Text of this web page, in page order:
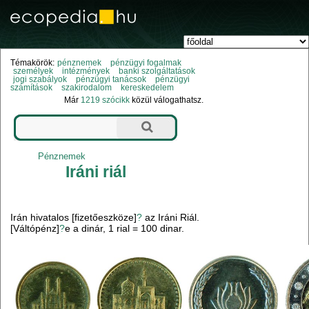
Témakörök: pénznemek
pénzügyi fogalmak
személyek
intézmények
banki szolgáltatások
jogi szabályok
pénzügyi tanácsok
pénzügyi
számítások
szakirodalom
kereskedelem
Már 1219 szócikk közül válogathatsz.
Pénznemek
Iráni riál
Irán hivatalos [fizetőeszköze]? az Iráni Riál.
[Váltópénz]?e a dinár, 1 rial = 100 dinar.